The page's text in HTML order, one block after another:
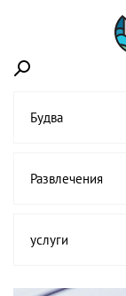
Будва
Развлечения
услуги